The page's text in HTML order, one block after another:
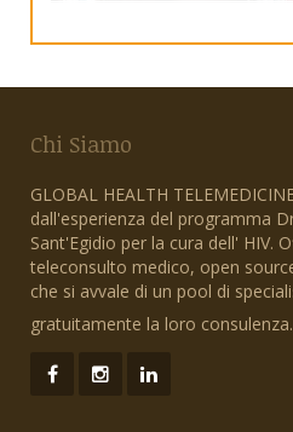
Chi Siamo
GLOBAL HEALTH
dall'esperienza del programma
Sant'Egidio per la cura dell' HIV.
teleconsulto medico, open
che si avvale di un pool di
gratuitamente la loro consulenza.